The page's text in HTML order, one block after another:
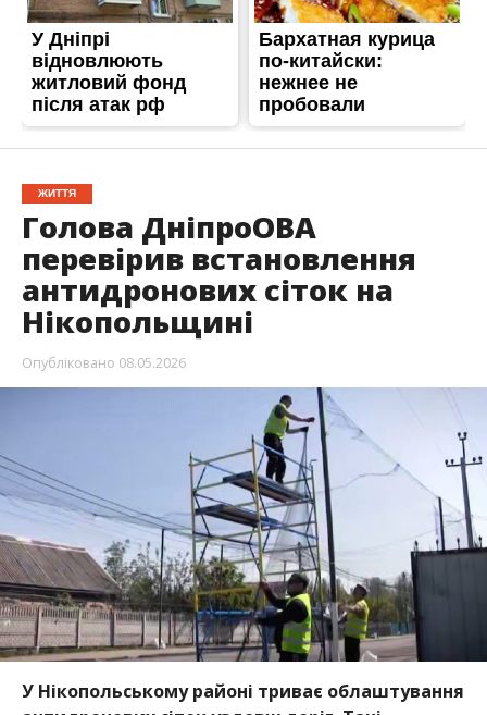
ЖИТТЯ
Голова ДніпроОВА
перевірив встановлення
антидронових сіток на
Нікопольщині
Опубліковано 08.05.2026
У Нікопольському районі триває облаштування